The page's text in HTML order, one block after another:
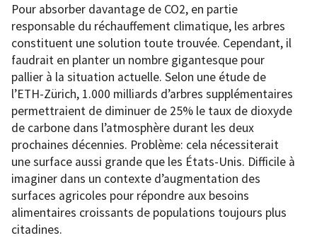
Pour absorber davantage de CO2, en partie
responsable du réchauffement climatique, les arbres
constituent une solution toute trouvée. Cependant, il
faudrait en planter un nombre gigantesque pour
pallier à la situation actuelle. Selon une étude de
l’ETH-Zürich, 1.000 milliards d’arbres supplémentaires
permettraient de diminuer de 25% le taux de dioxyde
de carbone dans l’atmosphère durant les deux
prochaines décennies. Problème: cela nécessiterait
une surface aussi grande que les États-Unis. Difficile à
imaginer dans un contexte d’augmentation des
surfaces agricoles pour répondre aux besoins
alimentaires croissants de populations toujours plus
citadines.